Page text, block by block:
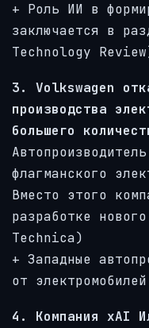
+ Роль ИИ в
заключается в
Technology
3. Volkswagen
производства
большего
флагманского
Вместо этого
разработке
Technica)
+ Западные
от
4. Компания xAI